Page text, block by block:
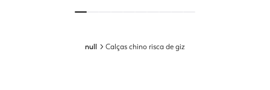
null Calças chino risca de giz